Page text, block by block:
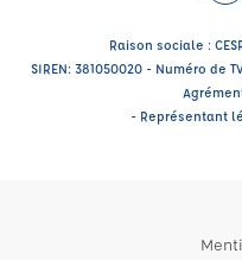
Raison sociale :
SIREN: 381050020 - Numéro de
- Représentant